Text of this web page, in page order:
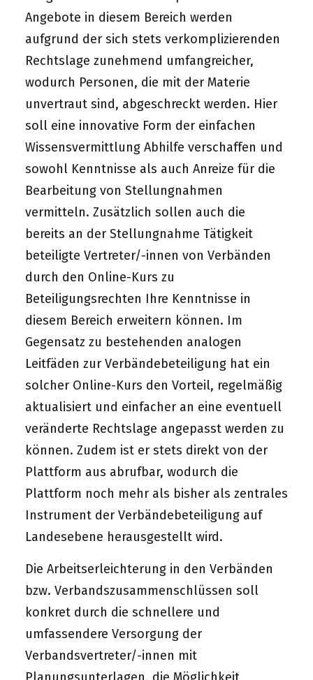
Angebote in diesem Bereich werden
aufgrund der sich stets verkomplizierenden
Rechtslage zunehmend umfangreicher,
wodurch Personen, die mit der Materie
unvertraut sind, abgeschreckt werden. Hier
soll eine innovative Form der einfachen
Wissensvermittlung Abhilfe verschaffen und
sowohl Kenntnisse als auch Anreize für die
Bearbeitung von Stellungnahmen
vermitteln. Zusätzlich sollen auch die
bereits an der Stellungnahme Tätigkeit
beteiligte Vertreter/-innen von Verbänden
durch den Online-Kurs zu
Beteiligungsrechten Ihre Kenntnisse in
diesem Bereich erweitern können. Im
Gegensatz zu bestehenden analogen
Leitfäden zur Verbändebeteiligung hat ein
solcher Online-Kurs den Vorteil, regelmäßig
aktualisiert und einfacher an eine eventuell
veränderte Rechtslage angepasst werden zu
können. Zudem ist er stets direkt von der
Plattform aus abrufbar, wodurch die
Plattform noch mehr als bisher als zentrales
Instrument der Verbändebeteiligung auf
Landesebene herausgestellt wird.
Die Arbeitserleichterung in den Verbänden
bzw. Verbandszusammenschlüssen soll
konkret durch die schnellere und
umfassendere Versorgung der
Verbandsvertreter/-innen mit